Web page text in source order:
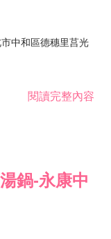
中和區德穗里莒光
閱讀完整內容
鍋-永康中